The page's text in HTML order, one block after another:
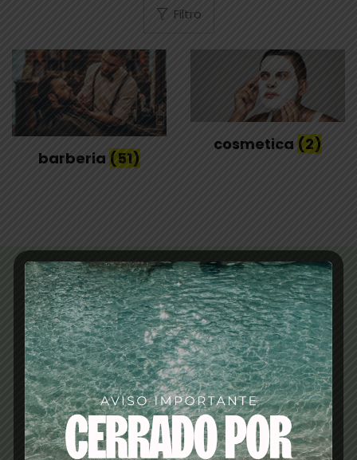
Filtro
barberia (51)
cosmetica (2)
En COMERCIAL BRUMEN.S.L nos dedicamos a la
venta de productos de peluquería y estética des
de 1985, ofreciendo una amplia gama que estén